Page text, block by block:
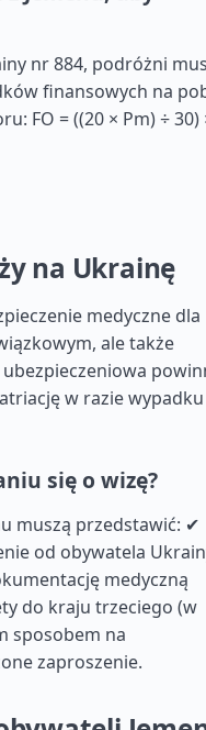
nr 884, podróżni
finansowych na
FO = ((20 × Pm) ÷ 30)
na Ukrainę
medyczne dla
ale także
w razie
się o wizę?
muszą przedstawić: ✔
od obywatela
medyczną
do kraju trzeciego (w
sposobem na
zaproszenie.